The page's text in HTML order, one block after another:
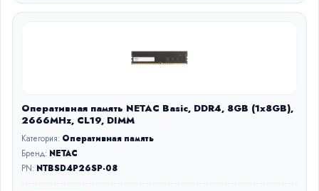
Оперативная память NETAC Basic, DDR4, 8GB (1x8GB),
2666MHz, CL19, DIMM
Категория: Оперативная память
Бренд: NETAC
PN: NTBSD4P26SP-08